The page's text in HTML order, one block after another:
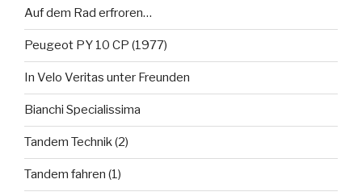
Auf dem Rad erfroren…
Peugeot PY 10 CP (1977)
In Velo Veritas unter Freunden
Bianchi Specialissima
Tandem Technik (2)
Tandem fahren (1)